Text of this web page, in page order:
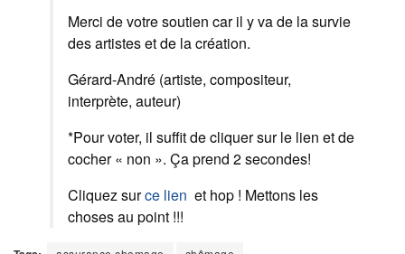
Merci de votre soutien car il y va de la survie
des artistes et de la création.
Gérard-André (artiste, compositeur,
interprète, auteur)
*Pour voter, il suffit de cliquer sur le lien et de
cocher « non ». Ça prend 2 secondes!
Cliquez surce lien et hop ! Mettons les
choses au point !!!